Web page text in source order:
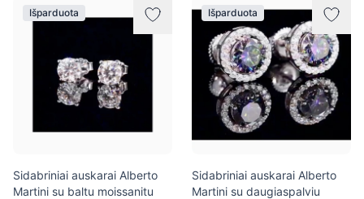
Išparduota
Sidabriniai auskarai Alberto
Martini su baltu moissanitu
Išparduota
Sidabriniai auskarai Alberto
Martini su daugiaspalviu